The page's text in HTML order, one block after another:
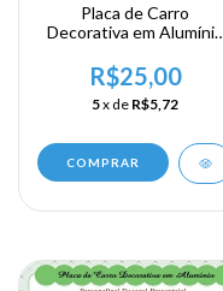
Placa de Carro
Decorativa em Alumínio
Viagem a Argentina -
Buenos Aires - Tango
R$25,00
5x de R$5,72
COMPRAR